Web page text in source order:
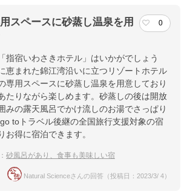
スペースに砂蒸し温泉を用
0
指宿いわさきホテル」はいかがでしょう
恵まれた錦江湾沿いに立つリゾートホテル
専用スペースに砂蒸し温泉を用意しており
たりながら楽しめます。砂蒸しの後は開放
みの露天風呂でかけ流しのお湯でさっぱり
toトラベル後継の全国旅行支援対象の宿
お得に宿泊できます。
砂風呂があり、食事も美味しい宿
Natural Scienceさんの回答（投稿日：2023/3/ 4）